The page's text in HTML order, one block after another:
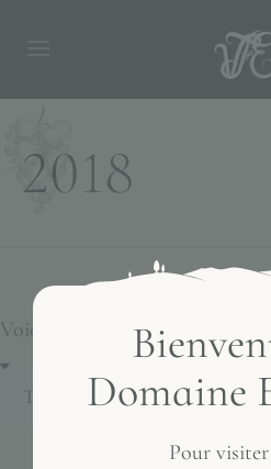
2018
Voici le seul résultat
Domaine
Pour